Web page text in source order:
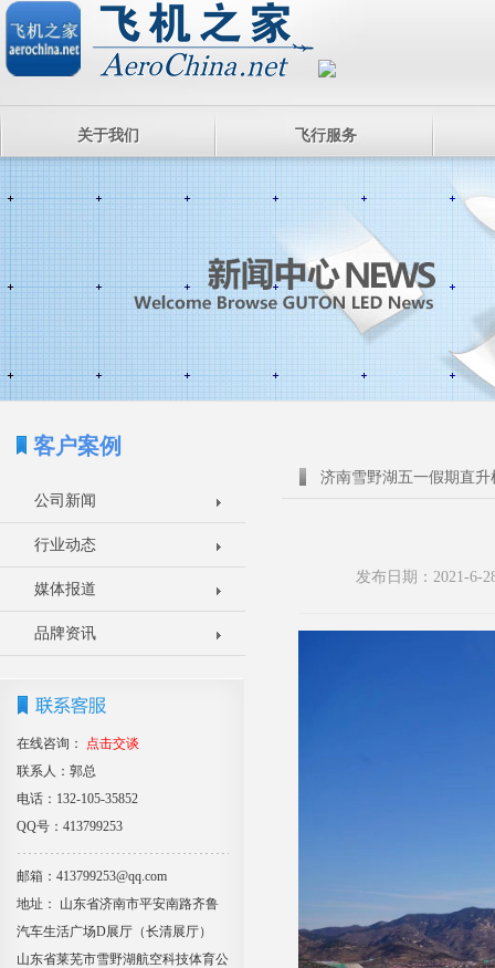
关于我们 飞行服务
客户案例
公司新闻
行业动态
媒体报道
品牌资讯
在线咨询：
点击交谈
联系人：郭总
电话：132-105-35852
QQ号：413799253
邮箱：413799253@qq.com
地址： 山东省济南市平安南路齐鲁
汽车生活广场D展厅（长清展厅）
山东省莱芜市雪野湖航空科技体育公
济南雪野湖五一假期直
发布日期：2021-6-